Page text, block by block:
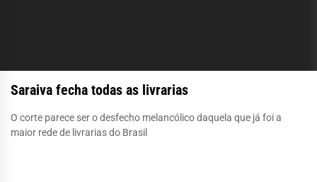
Saraiva fecha todas as livrarias
O corte parece ser o desfecho melancólico daquela que já foi a
maior rede de livrarias do Brasil